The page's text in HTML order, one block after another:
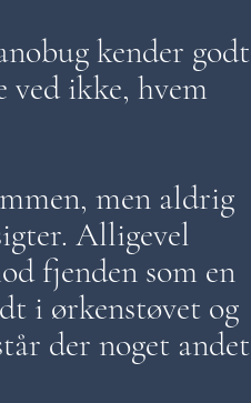
kender godt
ved ikke, hvem
men aldrig
Alligevel
fjenden som en
i ørkenstøvet og
der noget andet